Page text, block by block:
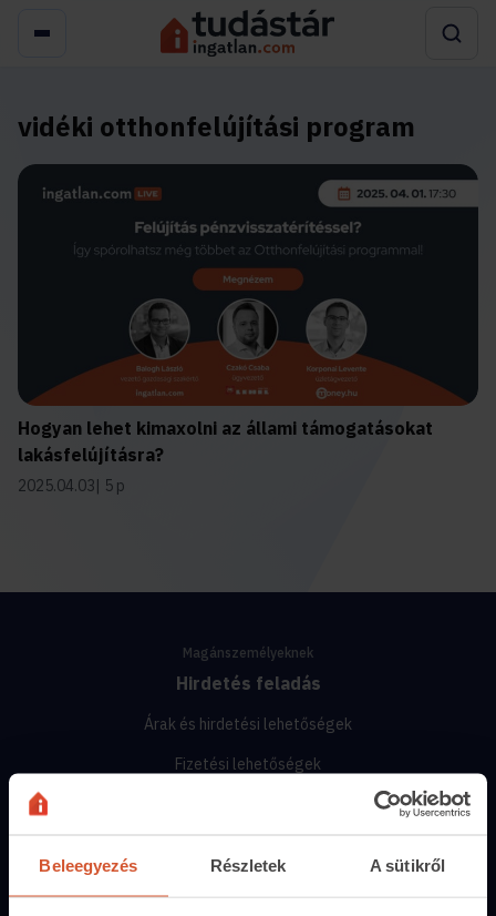
Beleegyezés Részletek A sütikről
vidéki otthonfelújítási program
Hogyan lehet kimaxolni az állami támogatásokat
lakásfelújításra?
2025.04.03 5 p
Magánszemélyeknek
Hirdetés feladás
Árak és hirdetési lehetőségek
Fizetési lehetőségek
Ingatlanoskereső